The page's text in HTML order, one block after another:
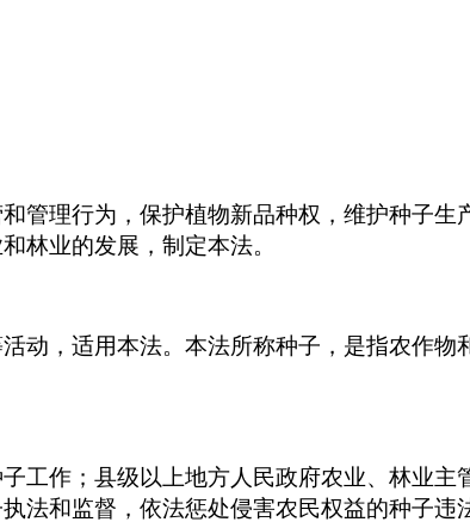
管理行为，保护植物新品种权，维护种子
林业的发展，制定本法。
动，适用本法。本法所称种子，是指农作
工作；县级以上地方人民政府农业、林业
法和监督，依法惩处侵害农民权益的种子违